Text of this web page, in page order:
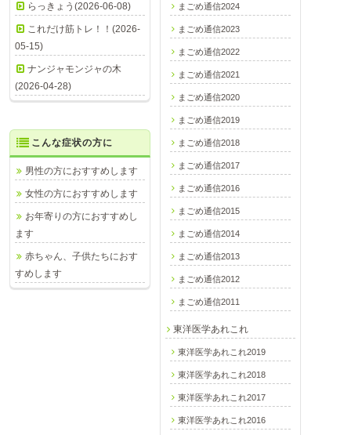
らっきょう(2026-06-08)
これだけ筋トレ！！(2026-
05-15)
ナンジャモンジャの木
(2026-04-28)
まごめ通信2024
まごめ通信2023
まごめ通信2022
まごめ通信2021
まごめ通信2020
まごめ通信2019
まごめ通信2018
まごめ通信2017
まごめ通信2016
まごめ通信2015
まごめ通信2014
まごめ通信2013
まごめ通信2012
まごめ通信2011
東洋医学あれこれ
東洋医学あれこれ2019
東洋医学あれこれ2018
東洋医学あれこれ2017
東洋医学あれこれ2016
こんな症状の方に
男性の方におすすめします
女性の方におすすめします
お年寄りの方におすすめし
ます
赤ちゃん、子供たちにおす
すめします